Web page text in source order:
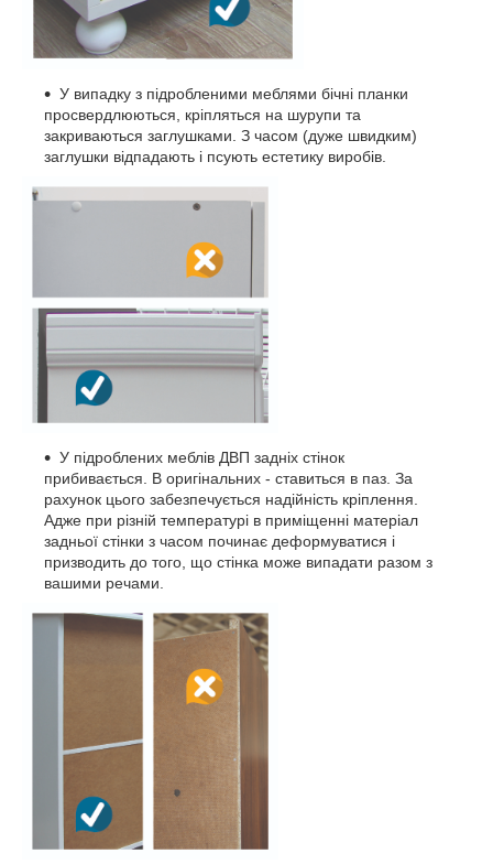
У випадку з підробленими меблями бічні планки
просвердлюються, кріпляться на шурупи та
закриваються заглушками. З часом (дуже швидким)
заглушки відпадають і псують естетику виробів.
У підроблених меблів ДВП задніх стінок
прибивається. В оригінальних - ставиться в паз. За
рахунок цього забезпечується надійність кріплення.
Адже при різній температурі в приміщенні матеріал
задньої стінки з часом починає деформуватися і
призводить до того, що стінка може випадати разом з
вашими речами.